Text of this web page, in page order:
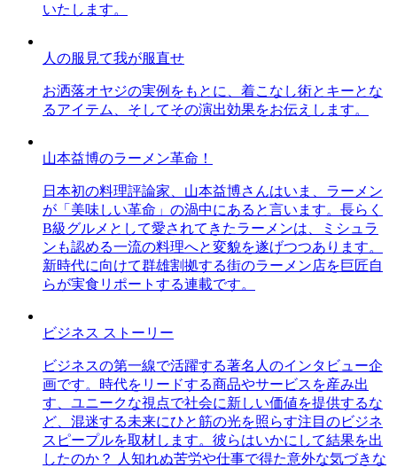
いたします。
人の服見て我が服直せ
お洒落オヤジの実例をもとに、着こなし術とキーとな
るアイテム、そしてその演出効果をお伝えします。
山本益博のラーメン革命！
日本初の料理評論家、山本益博さんはいま、ラーメン
が「美味しい革命」の渦中にあると言います。長らく
B級グルメとして愛されてきたラーメンは、ミシュラ
ンも認める一流の料理へと変貌を遂げつつあります。
新時代に向けて群雄割拠する街のラーメン店を巨匠自
らが実食リポートする連載です。
ビジネス ストーリー
ビジネスの第一線で活躍する著名人のインタビュー企
画です。時代をリードする商品やサービスを産み出
す、ユニークな視点で社会に新しい価値を提供するな
ど、混迷する未来にひと筋の光を照らす注目のビジネ
スピープルを取材します。彼らはいかにして結果を出
したのか？ 人知れぬ苦労や仕事で得た意外な気づきな